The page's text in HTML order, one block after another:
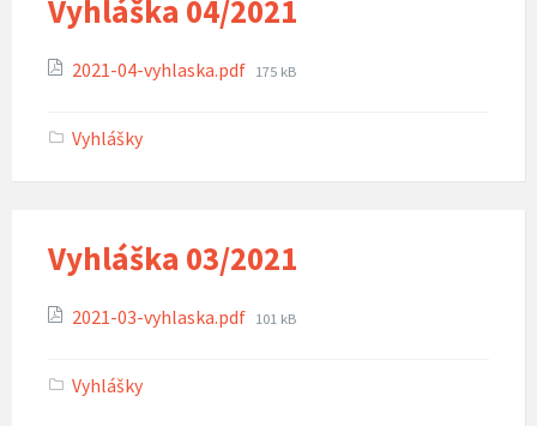
Vyhláška 04/2021
Attachments
2021-04-vyhlaska.pdf File
175 kB
Vyhlášky
Vyhláška 03/2021
Attachments
2021-03-vyhlaska.pdf File
101 kB
Vyhlášky